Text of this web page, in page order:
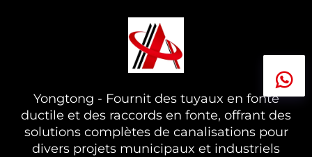
Yongtong - Fournit des tuyaux en fonte
ductile et des raccords en fonte, offrant des
solutions complètes de canalisations pour
divers projets municipaux et industriels